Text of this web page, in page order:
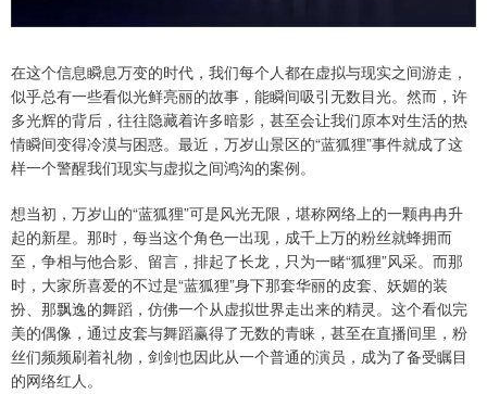
在这个信息瞬息万变的时代，我们每个人都在虚拟与现实之间游走，
似乎总有一些看似光鲜亮丽的故事，能瞬间吸引无数目光。然而，许
多光辉的背后，往往隐藏着许多暗影，甚至会让我们原本对生活的热
情瞬间变得冷漠与困惑。最近，万岁山景区的“蓝狐狸”事件就成了这
样一个警醒我们现实与虚拟之间鸿沟的案例。
想当初，万岁山的“蓝狐狸”可是风光无限，堪称网络上的一颗冉冉升
起的新星。那时，每当这个角色一出现，成千上万的粉丝就蜂拥而
至，争相与他合影、留言，排起了长龙，只为一睹“狐狸”风采。而那
时，大家所喜爱的不过是“蓝狐狸”身下那套华丽的皮套、妖媚的装
扮、那飘逸的舞蹈，仿佛一个从虚拟世界走出来的精灵。这个看似完
美的偶像，通过皮套与舞蹈赢得了无数的青睐，甚至在直播间里，粉
丝们频频刷着礼物，剑剑也因此从一个普通的演员，成为了备受瞩目
的网络红人。